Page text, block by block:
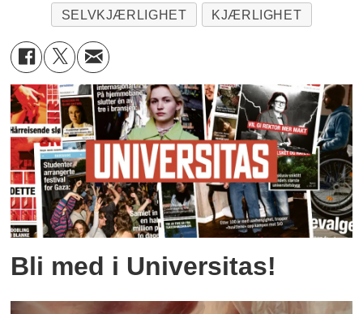
SELVKJÆRLIGHET KJÆRLIGHET
Bli med i Universitas!